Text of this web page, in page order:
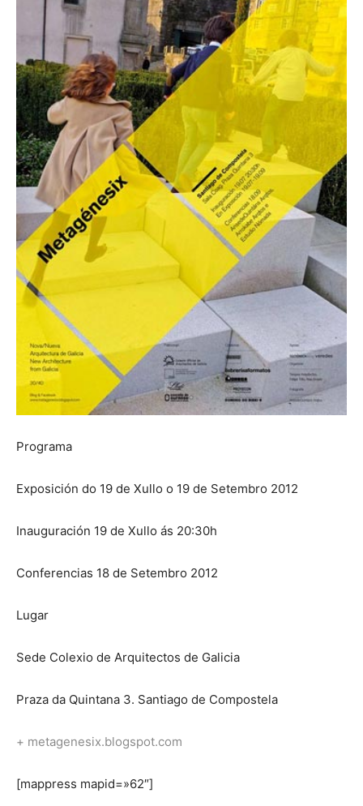
Programa
Exposición do 19 de Xullo o 19 de Setembro 2012
Inauguración 19 de Xullo ás 20:30h
Conferencias 18 de Setembro 2012
Lugar
Sede Colexio de Arquitectos de Galicia
Praza da Quintana 3. Santiago de Compostela
+ metagenesix.blogspot.com
[mappress mapid=»62″]